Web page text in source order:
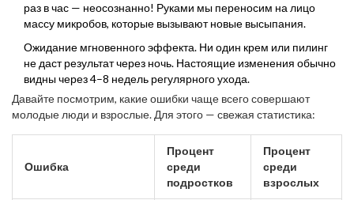
раз в час — неосознанно! Руками мы переносим на лицо
массу микробов, которые вызывают новые высыпания.
Ожидание мгновенного эффекта. Ни один крем или пилинг
не даст результат через ночь. Настоящие изменения обычно
видны через 4–8 недель регулярного ухода.
Давайте посмотрим, какие ошибки чаще всего совершают
молодые люди и взрослые. Для этого — свежая статистика:
Ошибка
Процент
среди
подростков
Процент
среди
взрослых